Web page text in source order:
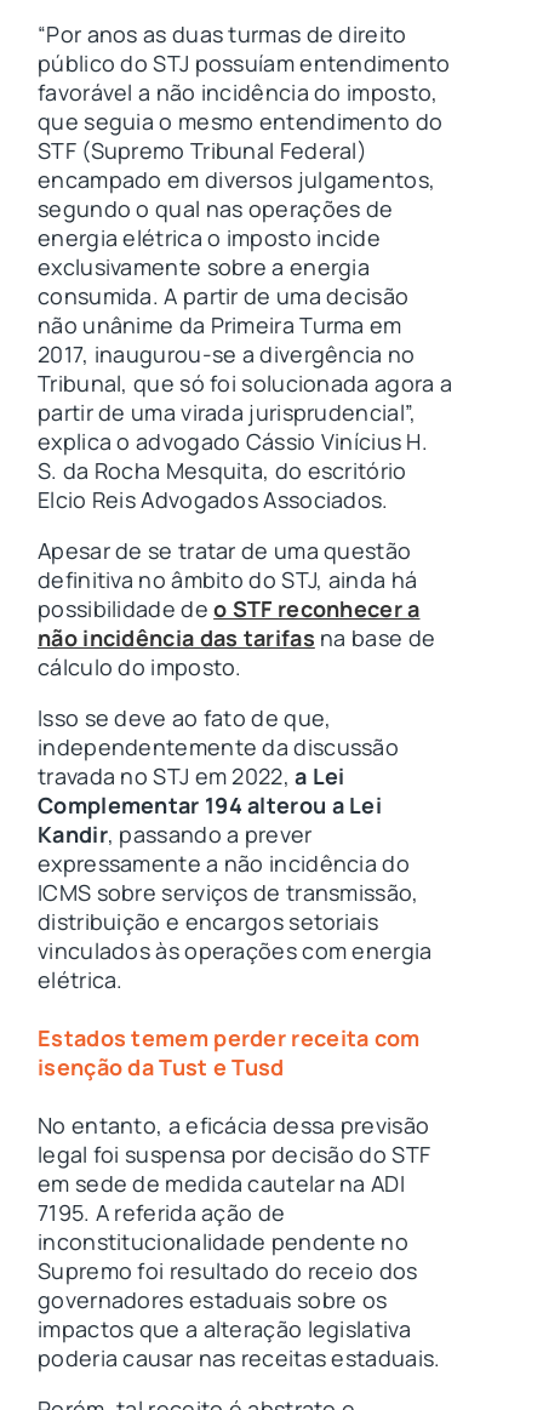
“Por anos as duas turmas de direito
público do STJ possuíam entendimento
favorável a não incidência do imposto,
que seguia o mesmo entendimento do
STF (Supremo Tribunal Federal)
encampado em diversos julgamentos,
segundo o qual nas operações de
energia elétrica o imposto incide
exclusivamente sobre a energia
consumida. A partir de uma decisão
não unânime da Primeira Turma em
2017, inaugurou-se a divergência no
Tribunal, que só foi solucionada agora a
partir de uma virada jurisprudencial”,
explica o advogado Cássio Vinícius H.
S. da Rocha Mesquita, do escritório
Elcio Reis Advogados Associados.
Apesar de se tratar de uma questão
definitiva no âmbito do STJ, ainda há
possibilidade deo STF reconhecer a
não incidência das tarifas na base de
cálculo do imposto.
Isso se deve ao fato de que,
independentemente da discussão
travada no STJ em 2022,a Lei
Complementar 194 alterou a Lei
Kandir, passando a prever
expressamente a não incidência do
ICMS sobre serviços de transmissão,
distribuição e encargos setoriais
vinculados às operações com energia
elétrica.
Estados temem perder receita com
isenção da Tust e Tusd
No entanto, a eficácia dessa previsão
legal foi suspensa por decisão do STF
em sede de medida cautelar na ADI
7195. A referida ação de
inconstitucionalidade pendente no
Supremo foi resultado do receio dos
governadores estaduais sobre os
impactos que a alteração legislativa
poderia causar nas receitas estaduais.